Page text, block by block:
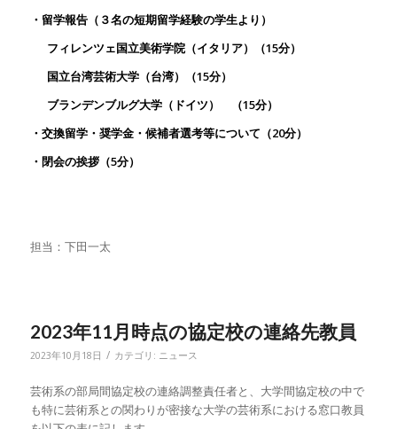
・留学報告（３名の短期留学経験の学生より）
フィレンツェ国立美術学院（イタリア）（15分）
国立台湾芸術大学（台湾）（15分）
ブランデンブルグ大学（ ドイツ）
（15分）
・交換留学・奨学金・候補者選考等について（20分）
・閉会の挨拶（5分）
担当：下田一太
2023年11月時点の協定校の連絡先教員
2023年10月18日 / カテゴリ: ニュース
芸術系の部局間協定校の連絡調整責任者と、大学間協定校の中で
も特に芸術系との関わりが密接な大学の芸術系における窓口教員